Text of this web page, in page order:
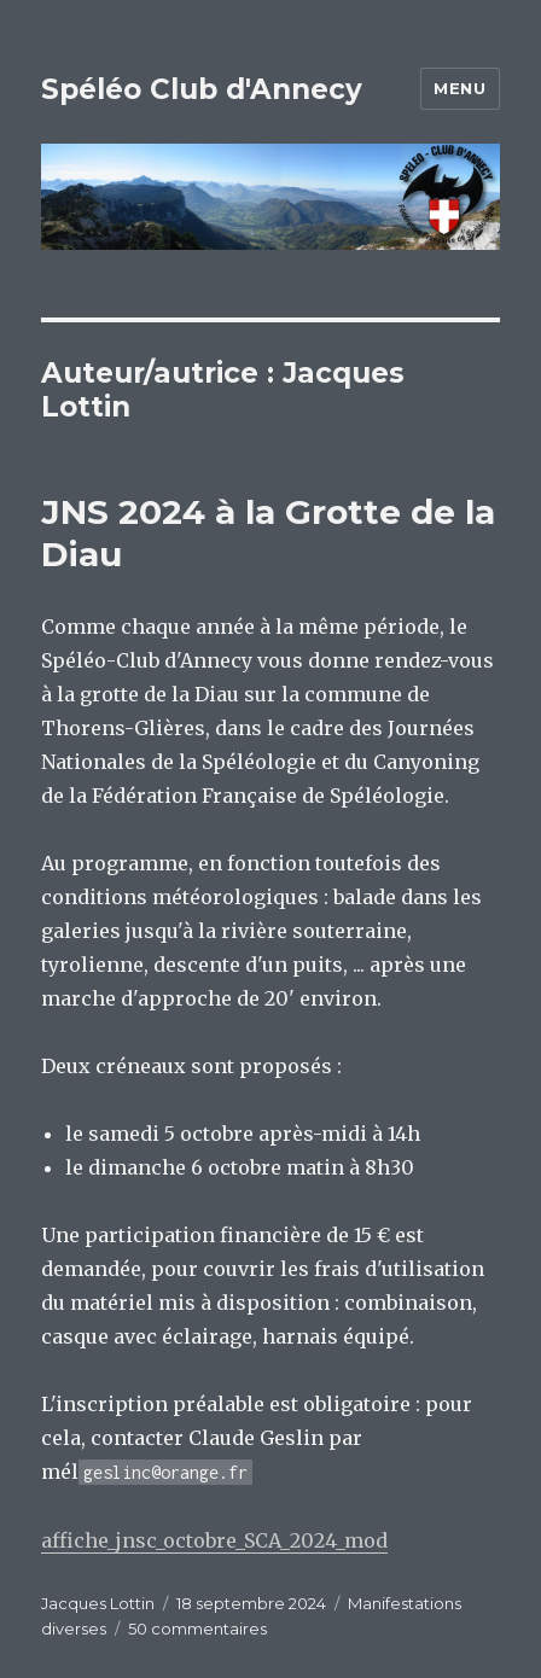
Spéléo Club d'Annecy MENU
Auteur/autrice :Jacques
Lottin
JNS 2024 à la Grotte de la
Diau
Comme chaque année à la même période, le
Spéléo-Club d'Annecy vous donne rendez-vous
à la grotte de la Diau sur la commune de
Thorens-Glières, dans le cadre des Journées
Nationales de la Spéléologie et du Canyoning
de la Fédération Française de Spéléologie.
Au programme, en fonction toutefois des
conditions météorologiques : balade dans les
galeries jusqu'à la rivière souterraine,
tyrolienne, descente d'un puits, ... après une
marche d'approche de 20' environ.
Deux créneaux sont proposés :
le samedi 5 octobre après-midi à 14h
le dimanche 6 octobre matin à 8h30
Une participation financière de 15 € est
demandée, pour couvrir les frais d'utilisation
du matériel mis à disposition : combinaison,
casque avec éclairage, harnais équipé.
L'inscription préalable est obligatoire : pour
cela, contacter Claude Geslin par
mél geslinc@orange.fr
affiche_jnsc_octobre_SCA_2024_mod
Auteur
Jacques Lottin
Publié
le
18 septembre 2024 Catégories
Manifestations
diverses
50 commentairessur